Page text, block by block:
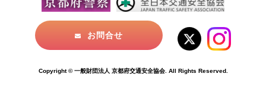
お問合せ
Copyright © 一般財団法人 京都府交通安全協会. All Rights Reserved.